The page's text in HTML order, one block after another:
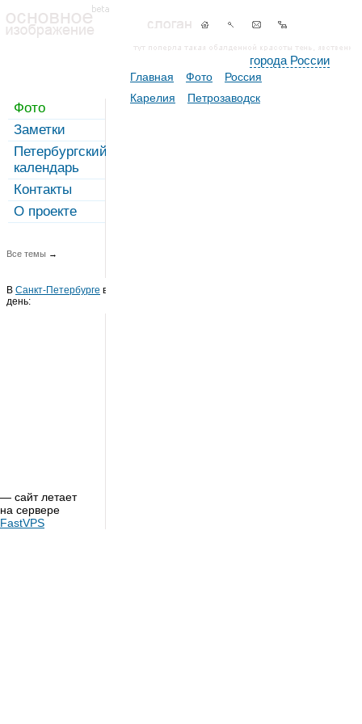
города России
Фото
Заметки
Петербургский
календарь
Контакты
О проекте
Все темы →
В Санкт-Петербурге в этот
день:
— сайт летает
на сервере
FastVPS
Главная Фото
Россия
Карелия
Петрозаводск